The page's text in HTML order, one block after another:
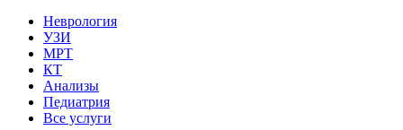
Неврология
УЗИ
МРТ
КТ
Анализы
Педиатрия
Все услуги